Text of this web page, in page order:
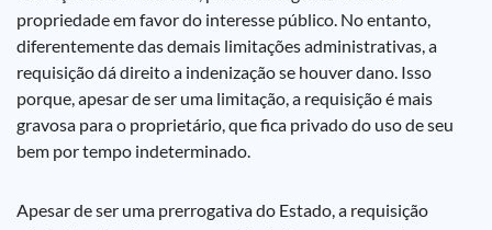
propriedade em favor do interesse público. No entanto,
diferentemente das demais limitações administrativas, a
requisição dá direito a indenização se houver dano. Isso
porque, apesar de ser uma limitação, a requisição é mais
gravosa para o proprietário, que fica privado do uso de seu
bem por tempo indeterminado.
Apesar de ser uma prerrogativa do Estado, a requisição